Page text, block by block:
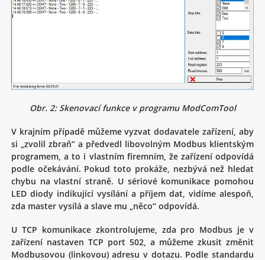
Obr. 2: Skenovací funkce v programu ModComTool
V krajním případě můžeme vyzvat dodavatele zařízení, aby
si „zvolil zbraň“ a předvedl libovolným Modbus klientským
programem, a to i vlastním firemním, že zařízení odpovídá
podle očekávání. Pokud toto prokáže, nezbývá než hledat
chybu na vlastní straně. U sériové komunikace pomohou
LED diody indikující vysílání a příjem dat, vidíme alespoň,
zda master vysílá a slave mu „něco“ odpovídá.
U TCP komunikace zkontrolujeme, zda pro Modbus je v
zařízení nastaven TCP port 502, a můžeme zkusit změnit
Modbusovou (linkovou) adresu v dotazu. Podle standardu